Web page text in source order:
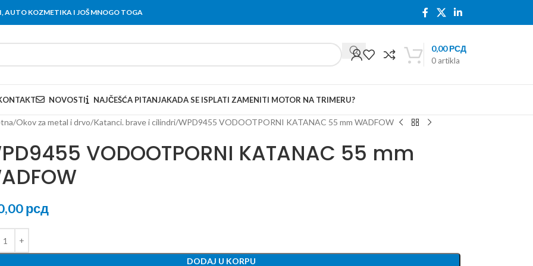
AUTO KOZMETIKA I JOŠ MNOGO TOGA
0 artikla
0,00РСД
NOVOSTI NAJČEŠĆA PITANJAKADA SE ISPLATI ZAMENITI MOTOR NA TRIMERU?
Okov za metal i drvo Katanci. brave i cilindri WPD9455 VODOOTPORNI KATANAC 55 mm WADFOW
VODOOTPORNI KATANAC 55 mm
рсд
DODAJ U KORPU